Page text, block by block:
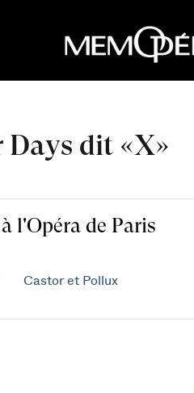
dit «X»
l'Opéra de Paris
Castor et Pollux